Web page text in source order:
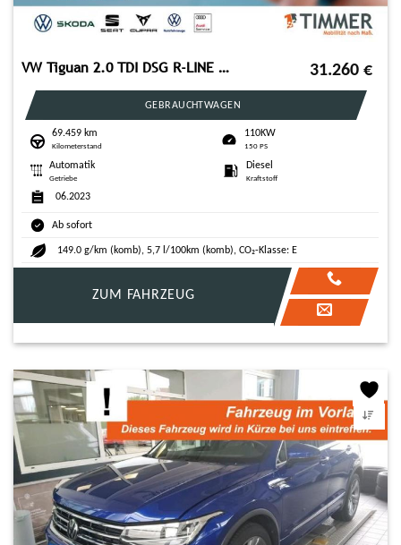
VW Tiguan 2.0 TDI DSG R-LINE BLACK +LED +ACC +RKAM 31.260 €
GEBRAUCHTWAGEN
69.459 km
Kilometerstand
110KW
150 PS
Automatik
Getriebe
Diesel
Kraftstoff
06.2023
Ab sofort
149.0 g/km (komb), 5,7 l/100km (komb), CO₂-Klasse: E
ZUM FAHRZEUG